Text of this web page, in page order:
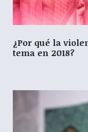
¿Por qué la
tema en 2018?